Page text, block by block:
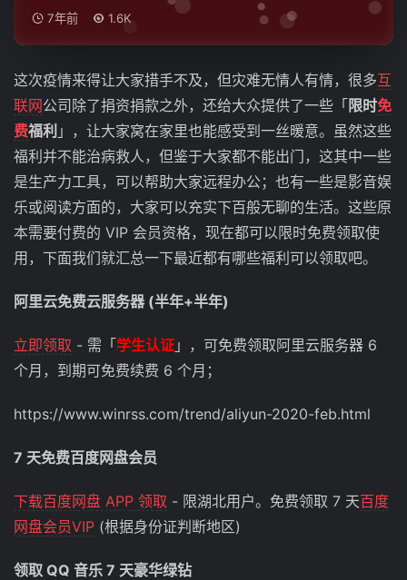
7年前 1.6K
这次疫情来得让大家措手不及，但灾难无情人有情，很多互
联网公司除了捐资捐款之外，还给大众提供了一些「 限时免
费福利 」，让大家窝在家里也能感受到一丝暖意。虽然这些
福利并不能治病救人，但鉴于大家都不能出门，这其中一些
是生产力工具，可以帮助大家远程办公；也有一些是影音娱
乐或阅读方面的，大家可以充实下百般无聊的生活。这些原
本需要付费的 VIP 会员资格，现在都可以限时免费领取使
用，下面我们就汇总一下最近都有哪些福利可以领取吧。
阿里云免费云服务器 (半年+半年)
立即领取 - 需「 学生认证 」，可免费领取阿里云服务器 6
个月，到期可免费续费 6 个月；
https://www.winrss.com/trend/aliyun-2020-feb.html
7 天免费百度网盘会员
下载百度网盘 APP 领取 - 限湖北用户。免费领取 7 天百度
网盘会员VIP (根据身份证判断地区)
领取 QQ 音乐 7 天豪华绿钻